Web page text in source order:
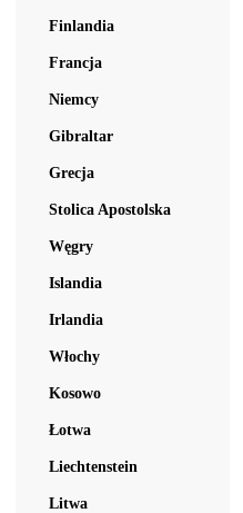
Finlandia
Francja
Niemcy
Gibraltar
Grecja
Stolica Apostolska
Węgry
Islandia
Irlandia
Włochy
Kosowo
Łotwa
Liechtenstein
Litwa